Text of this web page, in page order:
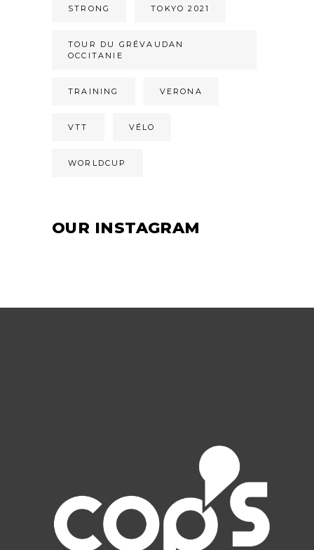
STRONG TOKYO 2021
TOUR DU GRÉVAUDAN
OCCITANIE
TRAINING VERONA
VTT VÉLO
WORLDCUP
OUR INSTAGRAM